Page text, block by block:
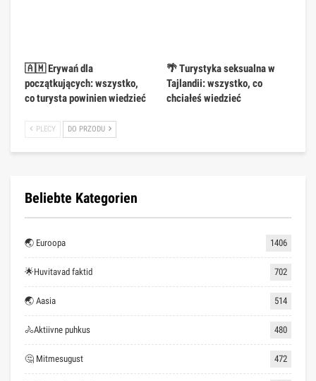
🇦🇲 Erywań dla
początkujących: wszystko,
co turysta powinien wiedzieć
🌴 Turystyka seksualna w
Tajlandii: wszystko, co
chciałeś wiedzieć
PLECY DO PRZODU
Beliebte Kategorien
🌏 Euroopa 1406
🌟Huvitavad faktid 702
🌏 Aasia 514
🚴Aktiivne puhkus 480
🤔 Mitmesugust 472